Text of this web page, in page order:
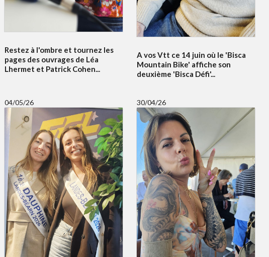
Restez à l'ombre et tournez les
pages des ouvrages de Léa
Lhermet et Patrick Cohen...
A vos Vtt ce 14 juin où le 'Bisca
Mountain Bike' affiche son
deuxième 'Bisca Défi'...
04/05/26 30/04/26